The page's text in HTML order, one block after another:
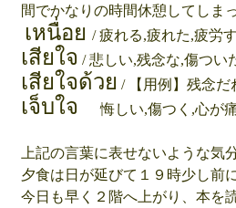
間でかなりの時間休憩してしま
เหนื่อย / 疲れる,疲れた,疲労
เสียใจ / 悲しい,残念な,傷つ
เสียใจด้วย / 【用例】残念だ
เจ็บใจ悔しい,傷つく,心が
上記の言葉に表せないような
夕食は日が延びて１９時少し
今日も早く２階へ上がり、本を